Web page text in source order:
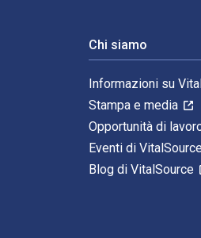
Chi siamo
Informazioni su
Stampa e media
Opportunità di
Eventi di
Blog di VitalSource